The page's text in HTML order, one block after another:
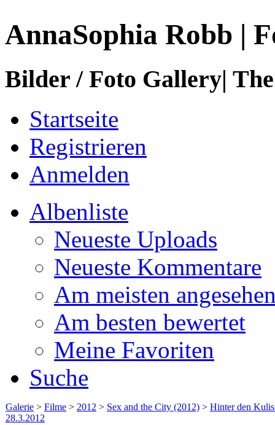
AnnaSophia Robb |
Bilder / Foto Gallery|
Startseite
Registrieren
Anmelden
Albenliste
Neueste Uploads
Neueste Kommentare
Am meisten
Am besten bewertet
Meine Favoriten
Suche
Galerie > Filme > 2012 > Sex and the City (2012) > Hinter den
28.3.2012